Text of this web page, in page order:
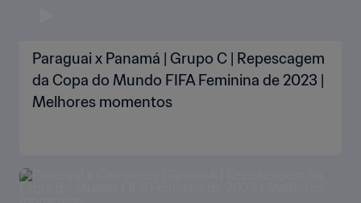
Paraguai x Panamá | Grupo C | Repescagem
da Copa do Mundo FIFA Feminina de 2023 |
Melhores momentos